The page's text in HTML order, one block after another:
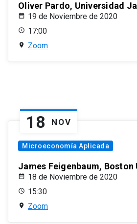
Oliver Pardo, Universidad
19 de Noviembre de 2020
17:00
Zoom
18 NOV
Microeconomía Aplicada
James Feigenbaum, Boston
18 de Noviembre de 2020
15:30
Zoom